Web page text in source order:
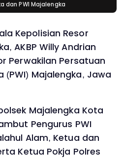
dan PWI Majalengka
Kepolisian Resor
AKBP Willy Andrian
Perwakilan Persatuan
Majalengka, Jawa
Majalengka Kota
Pengurus PWI
Alam, Ketua dan
Ketua Pokja Polres